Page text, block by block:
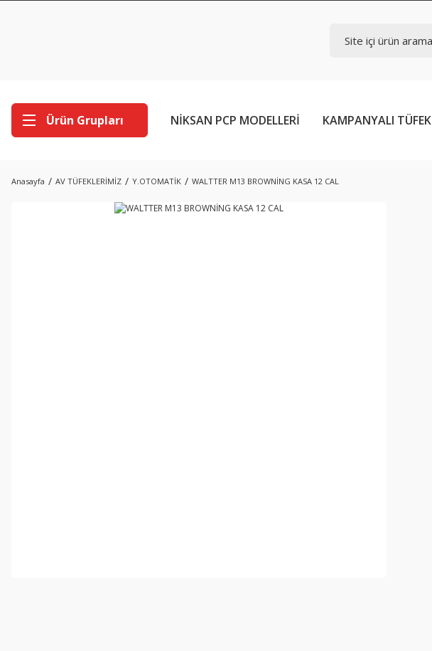
Ürün Grupları NİKSAN PCP MODELLERİ KAMPANYALI TÜFEK
Anasayfa AV TÜFEKLERİMİZ Y.OTOMATİK WALTTER M13 BROWNİNG KASA 12 CAL